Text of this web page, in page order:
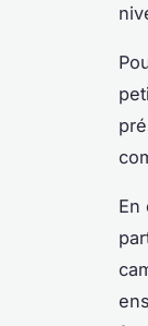
En